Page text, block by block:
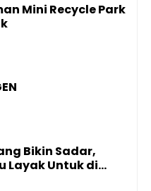
Mini Recycle Park
Bikin Sadar,
Layak Untuk di